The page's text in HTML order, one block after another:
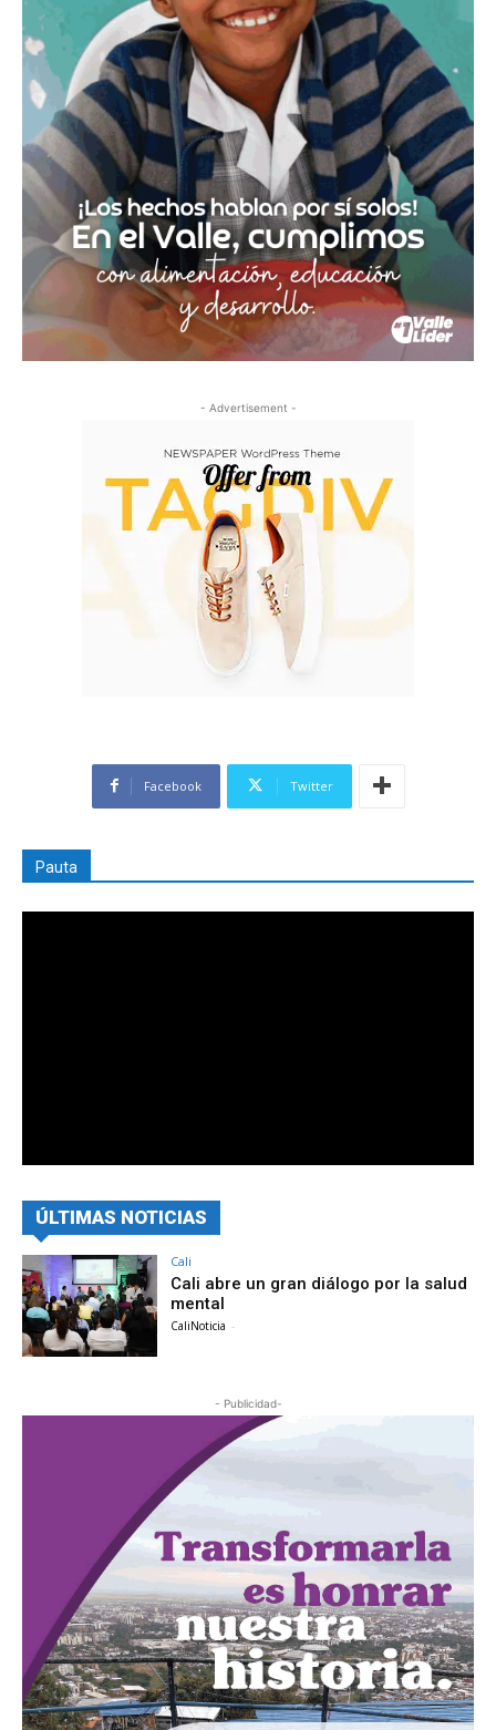
- Advertisement -
Facebook Twitter
Pauta
ÚLTIMAS NOTICIAS
Cali
Cali abre un gran diálogo por la salud
mental
CaliNoticia -
- Publicidad-